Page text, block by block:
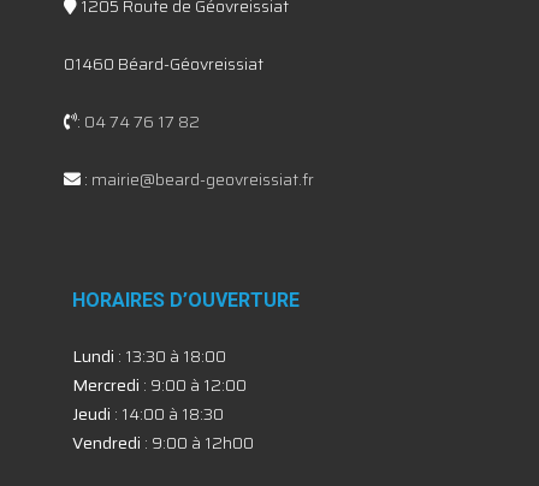
1205 Route de Géovreissiat
01460 Béard-Géovreissiat
: 04 74 76 17 82
: mairie@beard-geovreissiat.fr
HORAIRES D’OUVERTURE
Lundi : 13:30 à 18:00
Mercredi : 9:00 à 12:00
Jeudi : 14:00 à 18:30
Vendredi : 9:00 à 12h00